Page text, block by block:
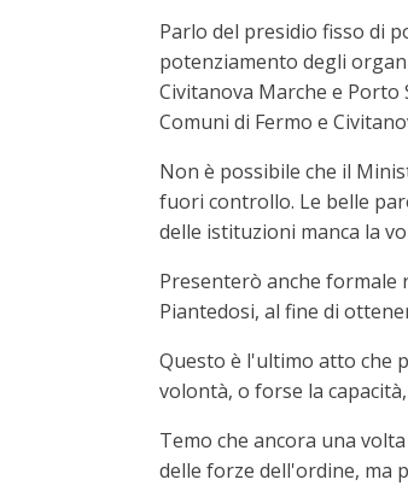
Parlo del presidio fisso di
potenziamento degli
Civitanova Marche e
Comuni di Fermo e
Non è possibile che il
fuori controllo. Le belle
delle istituzioni manca la
Presenterò anche
Piantedosi, al fine di
Questo è l'ultimo atto che
volontà, o forse la
Temo che ancora una
delle forze dell'ordine, ma